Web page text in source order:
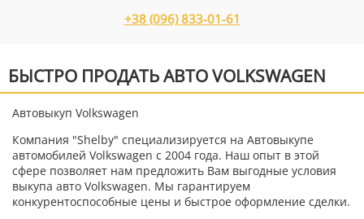
+38 (096) 833-01-61
БЫСТРО ПРОДАТЬ АВТО VOLKSWAGEN
Автовыкуп Volkswagen
Компания "Shelby" специализируется на Автовыкупе
автомобилей Volkswagen с 2004 года. Наш опыт в этой
сфере позволяет нам предложить Вам выгодные условия
выкупа авто Volkswagen. Мы гарантируем
конкурентоспособные цены и быстрое оформление сделки.